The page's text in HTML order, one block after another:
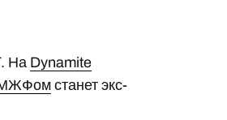
На Dynamite
станет экс-